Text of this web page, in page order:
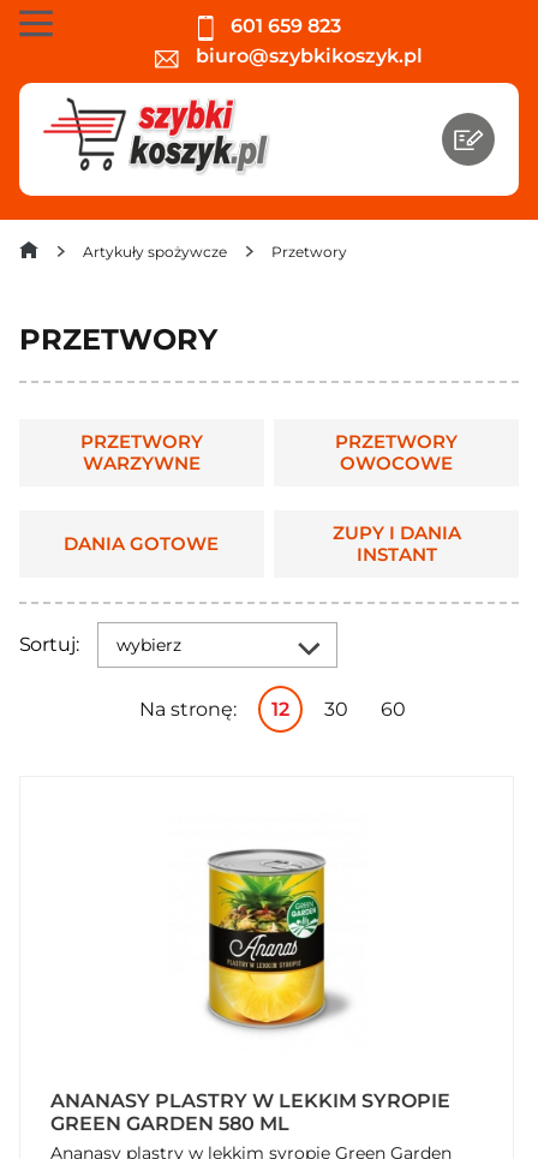
601 659 823
biuro@szybkikoszyk.pl
Artykuły spożywcze Przetwory
PRZETWORY
PRZETWORY
WARZYWNE
PRZETWORY
OWOCOWE
DANIA GOTOWE
ZUPY I DANIA
INSTANT
Sortuj: wybierz
Na stronę: 12 30 60
ANANASY PLASTRY W LEKKIM SYROPIE
GREEN GARDEN 580 ML
Ananasy plastry w lekkim syropie Green Garden